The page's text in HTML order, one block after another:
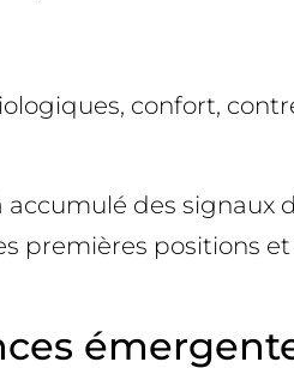
confort,
des signaux
premières positions et